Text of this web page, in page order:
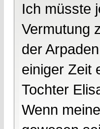
Ich müsste
Vermutung
der
einiger Zeit
Tochter
Wenn